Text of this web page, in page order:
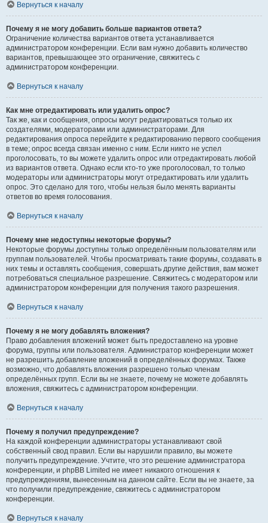
Вернуться к началу
Почему я не могу добавить больше вариантов ответа?
Ограничение количества вариантов ответа устанавливается
администратором конференции. Если вам нужно добавить количество
вариантов, превышающее это ограничение, свяжитесь с
администратором конференции.
Вернуться к началу
Как мне отредактировать или удалить опрос?
Так же, как и сообщения, опросы могут редактироваться только их
создателями, модераторами или администраторами. Для
редактирования опроса перейдите к редактированию первого сообщения
в теме; опрос всегда связан именно с ним. Если никто не успел
проголосовать, то вы можете удалить опрос или отредактировать любой
из вариантов ответа. Однако если кто-то уже проголосовал, то только
модераторы или администраторы могут отредактировать или удалить
опрос. Это сделано для того, чтобы нельзя было менять варианты
ответов во время голосования.
Вернуться к началу
Почему мне недоступны некоторые форумы?
Некоторые форумы доступны только определённым пользователям или
группам пользователей. Чтобы просматривать такие форумы, создавать в
них темы и оставлять сообщения, совершать другие действия, вам может
потребоваться специальное разрешение. Свяжитесь с модератором или
администратором конференции для получения такого разрешения.
Вернуться к началу
Почему я не могу добавлять вложения?
Право добавления вложений может быть предоставлено на уровне
форума, группы или пользователя. Администратор конференции может
не разрешить добавление вложений в определённых форумах. Также
возможно, что добавлять вложения разрешено только членам
определённых групп. Если вы не знаете, почему не можете добавлять
вложения, свяжитесь с администратором конференции.
Вернуться к началу
Почему я получил предупреждение?
На каждой конференции администраторы устанавливают свой
собственный свод правил. Если вы нарушили правило, вы можете
получить предупреждение. Учтите, что это решение администратора
конференции, и phpBB Limited не имеет никакого отношения к
предупреждениям, вынесенным на данном сайте. Если вы не знаете, за
что получили предупреждение, свяжитесь с администратором
конференции.
Вернуться к началу